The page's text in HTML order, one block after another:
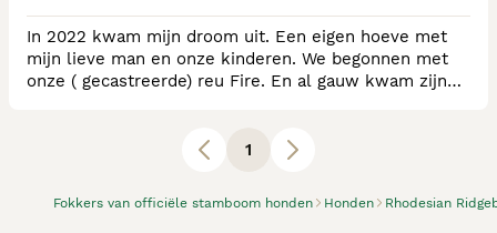
Fokkers van officiële stamboom honden Honden Rhodesian
In 2022 kwam mijn droom uit. Een eigen hoeve met
mijn lieve man en onze kinderen. We begonnen met
onze ( gecastreerde) reu Fire. En al gauw kwam zijn
bleek Yana gelukkig ook drachtig te zijn. Dus nu 4
1